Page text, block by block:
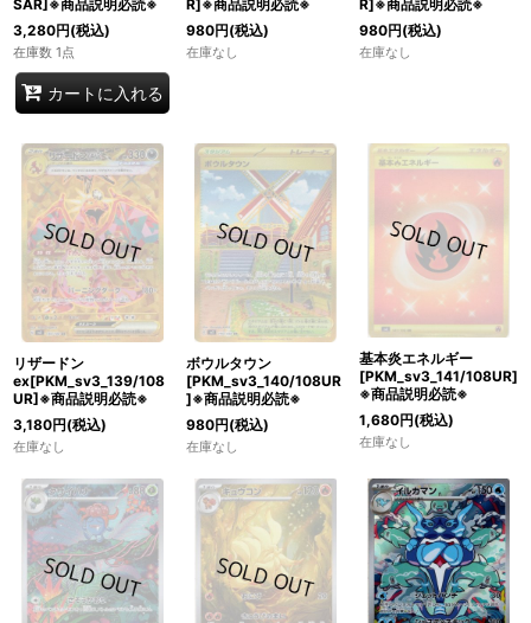
SAR]※商品説明必読※
3,280円(税込)
在庫数 1点
カートに入れる
R]※商品説明必読※
980円(税込)
在庫なし
R]※商品説明必読※
980円(税込)
在庫なし
リザードン
ex[PKM_sv3_139/108
UR]※商品説明必読※
3,180円(税込)
在庫なし
ボウルタウン
[PKM_sv3_140/108UR
]※商品説明必読※
980円(税込)
在庫なし
基本炎エネルギー
[PKM_sv3_141/108UR]
※商品説明必読※
1,680円(税込)
在庫なし